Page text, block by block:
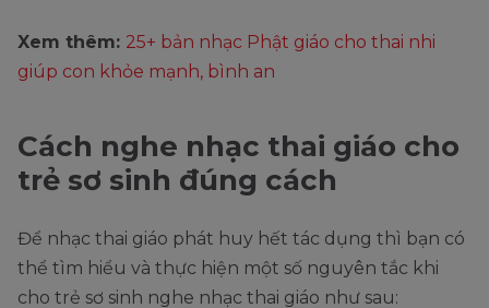
Xem thêm: 25+ bản nhạc Phật giáo cho thai nhi
giúp con khỏe mạnh, bình an
Cách nghe nhạc thai giáo cho
trẻ sơ sinh đúng cách
Để nhạc thai giáo phát huy hết tác dụng thì bạn có
thể tìm hiểu và thực hiện một số nguyên tắc khi
cho trẻ sơ sinh nghe nhạc thai giáo như sau: